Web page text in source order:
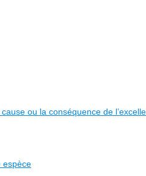
ou la conséquence de
espèce